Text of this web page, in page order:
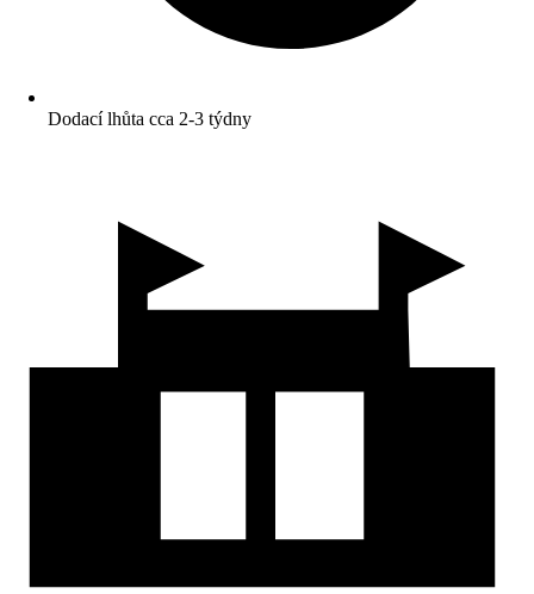
Dodací lhůta cca 2-3 týdny